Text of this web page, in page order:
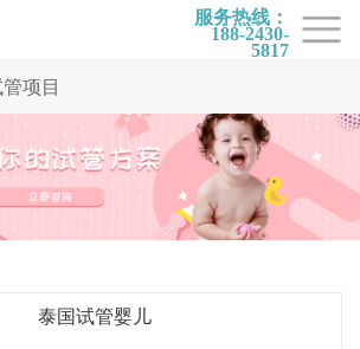
服务热线：
188-2430-
5817
项目
泰国试管婴儿